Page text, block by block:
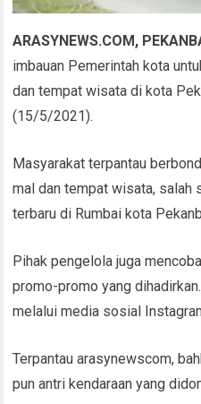
ARASYNEWS.COM,
imbauan Pemerintah kota
dan tempat wisata di kota
(15/5/2021).
Masyarakat terpantau
mal dan tempat wisata, salah
terbaru di Rumbai kota
Pihak pengelola juga
promo-promo yang
melalui media sosial
Terpantau arasynewscom,
pun antri kendaraan yang